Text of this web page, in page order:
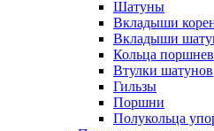
Шатуны
Вкладыши
Вкладыши
Кольца
Втулки шатунов
Гильзы
Поршни
Полукольца